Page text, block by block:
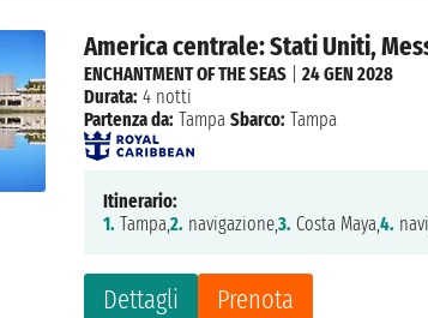
America centrale: Stati Uniti,
Dettagli Prenota
ENCHANTMENT OF THE SEAS |24 GEN 2028
Durata: 4 notti
Partenza da: Tampa Sbarco: Tampa
Itinerario:
1. Tampa,2. navigazione,3. Costa Maya,4.